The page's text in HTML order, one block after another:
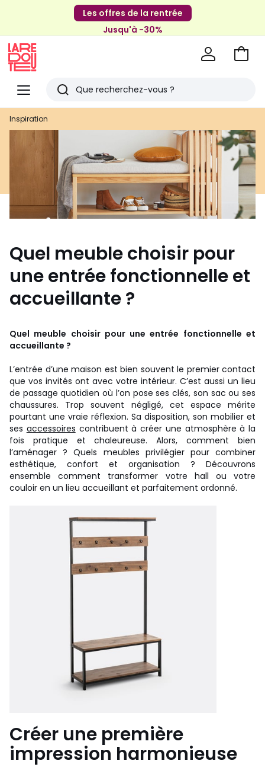
Les offres de la rentrée
Jusqu'à -30%
Menu
Redoute
Rechercher
Derniers
articles
vus
Aller
Inspiration
Quel meuble choisir pour
une entrée fonctionnelle et
accueillante ?
Quel meuble choisir pour une entrée fonctionnelle et
accueillante ?
L’entrée d’une maison est bien souvent le premier contact
que vos invités ont avec votre intérieur. C’est aussi un lieu
de passage quotidien où l’on pose ses clés, son sac ou ses
chaussures. Trop souvent négligé, cet espace mérite
pourtant une vraie réflexion. Sa disposition, son mobilier et
ses accessoires contribuent à créer une atmosphère à la
fois pratique et chaleureuse. Alors, comment bien
l’aménager ? Quels meubles privilégier pour combiner
esthétique, confort et organisation ? Découvrons
ensemble comment transformer votre hall ou votre
couloir en un lieu accueillant et parfaitement ordonné.
Créer une première
impression harmonieuse